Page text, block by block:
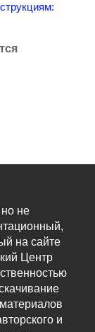
не
на сайте
Центр
и